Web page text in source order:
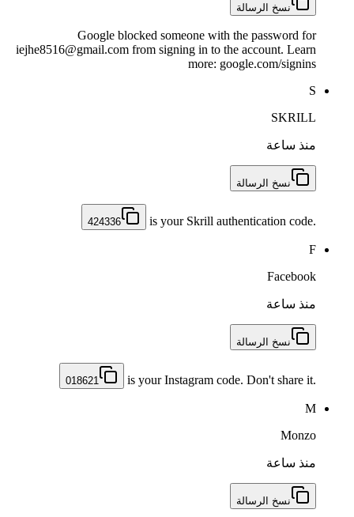
نسخ الرسالة
Google blocked someone with the password for
iejhe8516@gmail.com from signing in to the account. Learn
more: google.com/signins
S
SKRILL
منذ ساعة
نسخ الرسالة
424336 is your Skrill authentication code.
F
Facebook
منذ ساعة
نسخ الرسالة
018621 is your Instagram code. Don't share it.
M
Monzo
منذ ساعة
نسخ الرسالة